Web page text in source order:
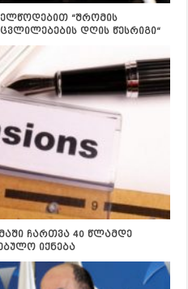
“შრომის
დღის წესრიგი“
ჩართვა 40 წლამდე
იქნება